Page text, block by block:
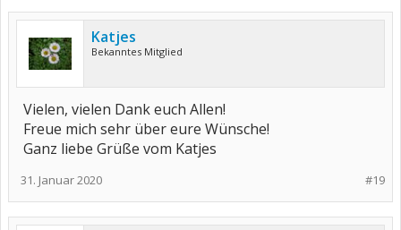
Katjes
Bekanntes Mitglied
Vielen, vielen Dank euch Allen!
Freue mich sehr über eure Wünsche!
Ganz liebe Grüße vom Katjes
#19
31. Januar 2020